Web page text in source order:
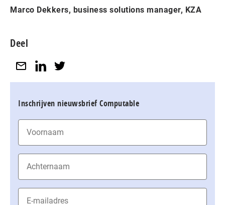
Marco Dekkers, business solutions manager, KZA
Deel
Inschrijven nieuwsbrief Computable